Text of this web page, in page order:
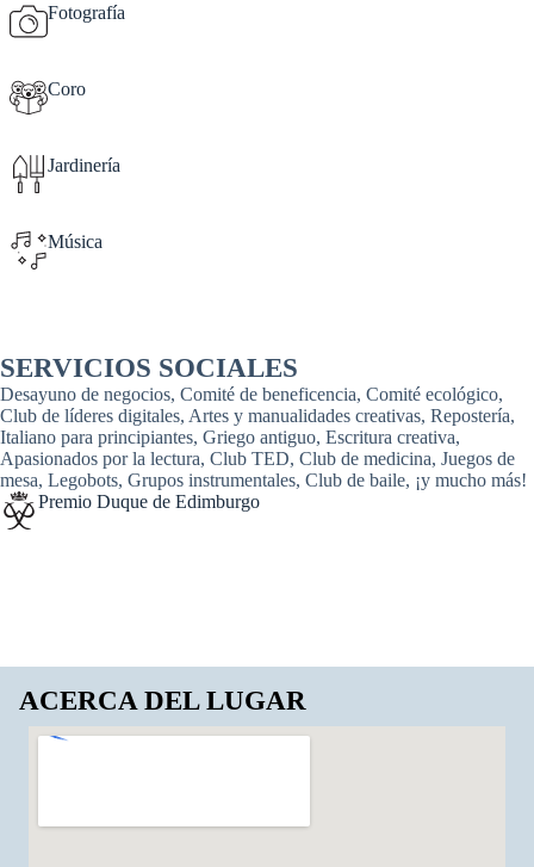
Fotografía
Coro
Jardinería
Música
SERVICIOS SOCIALES
Desayuno de negocios, Comité de beneficencia, Comité ecológico,
Club de líderes digitales, Artes y manualidades creativas, Repostería,
Italiano para principiantes, Griego antiguo, Escritura creativa,
Apasionados por la lectura, Club TED, Club de medicina, Juegos de
mesa, Legobots, Grupos instrumentales, Club de baile, ¡y mucho más!
Premio Duque de Edimburgo
ACERCA DEL LUGAR